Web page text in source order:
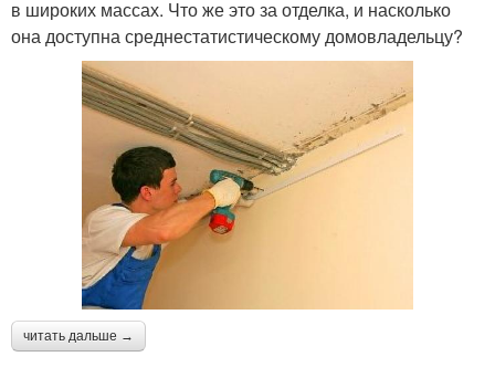
в широких массах. Что же это за отделка, и насколько
она доступна среднестатистическому домовладельцу?
читать дальше →